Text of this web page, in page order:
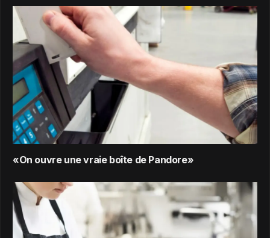
«On ouvre une vraie boîte de Pandore»